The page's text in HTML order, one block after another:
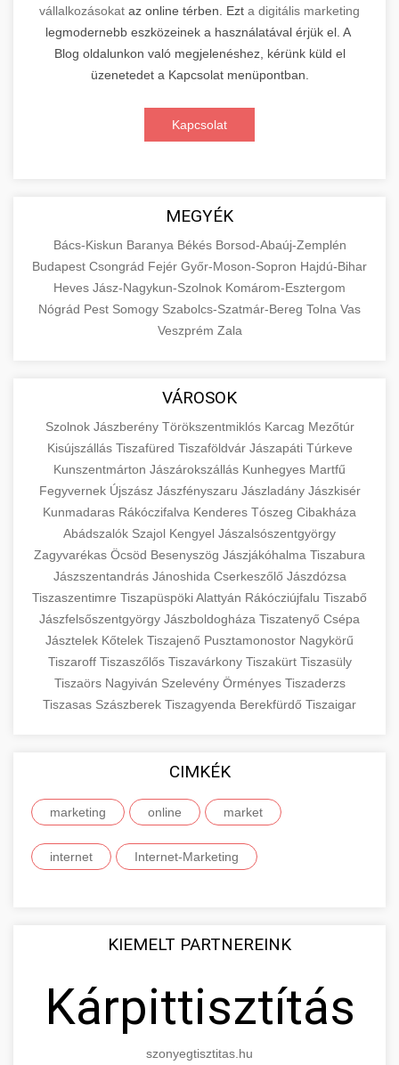
vállalkozásokat az online térben. Ezt a digitális marketing
legmodernebb eszközeinek a használatával érjük el. A
Blog oldalunkon való megjelenéshez, kérünk küld el
üzenetedet a Kapcsolat menüpontban.
Kapcsolat
MEGYÉK
Bács-Kiskun Baranya Békés Borsod-Abaúj-Zemplén
Budapest Csongrád Fejér Győr-Moson-Sopron Hajdú-Bihar
Heves Jász-Nagykun-Szolnok Komárom-Esztergom
Nógrád Pest Somogy Szabolcs-Szatmár-Bereg Tolna Vas
Veszprém Zala
VÁROSOK
Szolnok Jászberény Törökszentmiklós Karcag Mezőtúr
Kisújszállás Tiszafüred Tiszaföldvár Jászapáti Túrkeve
Kunszentmárton Jászárokszállás Kunhegyes Martfű
Fegyvernek Újszász Jászfényszaru Jászladány Jászkisér
Kunmadaras Rákóczifalva Kenderes Tószeg Cibakháza
Abádszalók Szajol Kengyel Jászalsószentgyörgy
Zagyvarékas Öcsöd Besenyszög Jászjákóhalma Tiszabura
Jászszentandrás Jánoshida Cserkeszőlő Jászdózsa
Tiszaszentimre TiszapüspökiAlattyán Rákócziújfalu Tiszabő
Jászfelsőszentgyörgy Jászboldogháza Tiszatenyő Csépa
Jásztelek Kőtelek Tiszajenő Pusztamonostor Nagykörű
Tiszaroff Tiszaszőlős Tiszavárkony Tiszakürt Tiszasüly
Tiszaörs Nagyiván Szelevény Örményes Tiszaderzs
Tiszasas Szászberek Tiszagyenda Berekfürdő Tiszaigar
CIMKÉK
marketing online market
internet Internet-Marketing
KIEMELT PARTNEREINK
Kárpittisztítás
szonyegtisztitas.hu